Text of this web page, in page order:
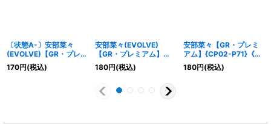
〔状態A-〕安部菜々
(EVOLVE)【GR・プレミ
アム】{CP02-P72}《ビ
ショップ》
170円(税込)
安部菜々(EVOLVE)
【GR・プレミアム】
{CP02-P72}《ビショッ
プ》
180円(税込)
安部菜々【GR・プレミ
アム】{CP02-P71}《ビ
ショップ》
180円(税込)